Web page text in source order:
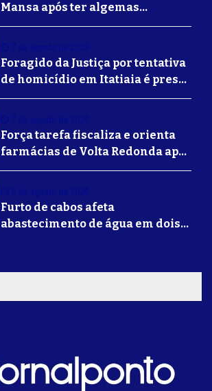
Mansa após ter algemas
retiradas para usar banheiro
Foragido da Justiça por tentativa
de homicídio em Itatiaia é preso
em Volta Redonda
Força tarefa fiscaliza e orienta
farmácias de Volta Redonda após
alerta de falsificação de
Furto de cabos afeta
abastecimento de água em dois